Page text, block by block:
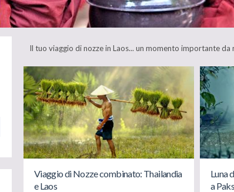
Il tuo viaggio di nozze in Laos... un momento importante
Viaggio di Nozze combinato: Thailandia
e Laos
Luna
a